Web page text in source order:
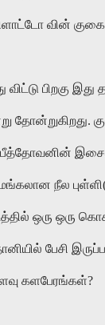
வின் குகை
விட்டு பிறகு இது
தோன்றுகிறது.
பீத்தோவனின்
நீல புள்ளி
ஒரு ஒரு
பேசி
களபேரங்கள்?